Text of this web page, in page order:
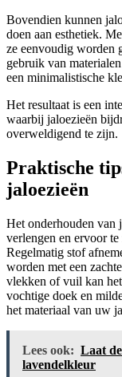
Bovendien kunnen
doen aan esthetiek.
ze eenvoudig worden
gebruik van
een minimalistische
Het resultaat is een
waarbij jaloezieën
overweldigend te zijn.
Praktische
jaloezieën
Het onderhouden van
verlengen en ervoor
Regelmatig stof
worden met een
vlekken of vuil kan
vochtige doek en
het materiaal van uw
Lees ook: Laat
lavendelkleur